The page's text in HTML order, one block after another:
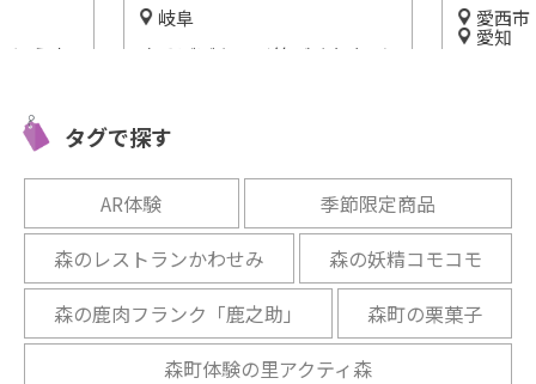
う高
岐阜
さるぼぼやマイ箸づくりなど
開催中
愛西市
愛知
タグで探す
AR体験
季節限定商品
森のレストランかわせみ
森の妖精コモコモ
森の鹿肉フランク「鹿之助」
森町の栗菓子
森町体験の里アクティ森